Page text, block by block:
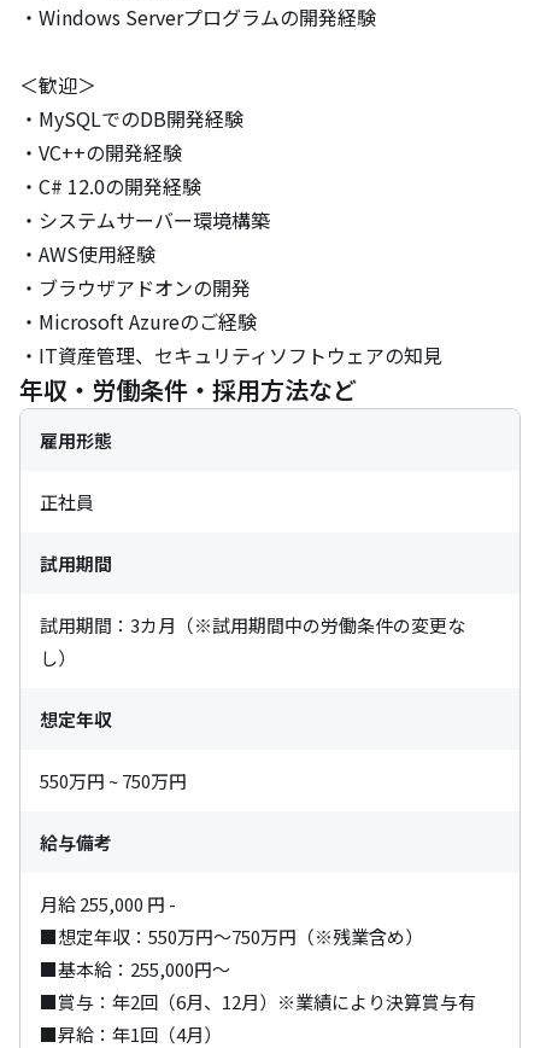
・Windows Serverプログラムの開発経験
＜歓迎＞
・MySQLでのDB開発経験
・VC++の開発経験
・C# 12.0の開発経験
・システムサーバー環境構築
・AWS使用経験
・ブラウザアドオンの開発
・Microsoft Azureのご経験
・IT資産管理、セキュリティソフトウェアの知見
年収・労働条件・採用方法など
雇用形態
正社員
試用期間
試用期間：3カ月（※試用期間中の労働条件の変更な
し）
想定年収
550万円 ~ 750万円
給与備考
月給 255,000 円 -
■想定年収：550万円～750万円（※残業含め）
■基本給：255,000円～
■賞与：年2回（6月、12月）※業績により決算賞与有
■昇給：年1回（4月）